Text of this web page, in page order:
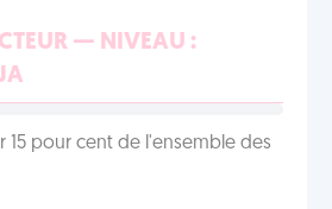
— NIVEAU :
15 pour cent de l'ensemble des